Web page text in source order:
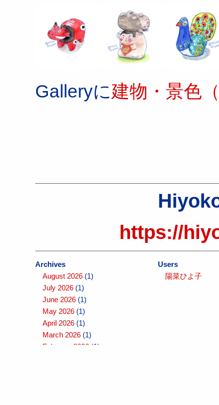
Galleryに建物・景色
https://
Archives
August 2026 (1)
July 2026 (1)
June 2026 (1)
May 2026 (1)
April 2026 (1)
March 2026 (1)
February 2026 (1)
Users
陽菜ひよ子